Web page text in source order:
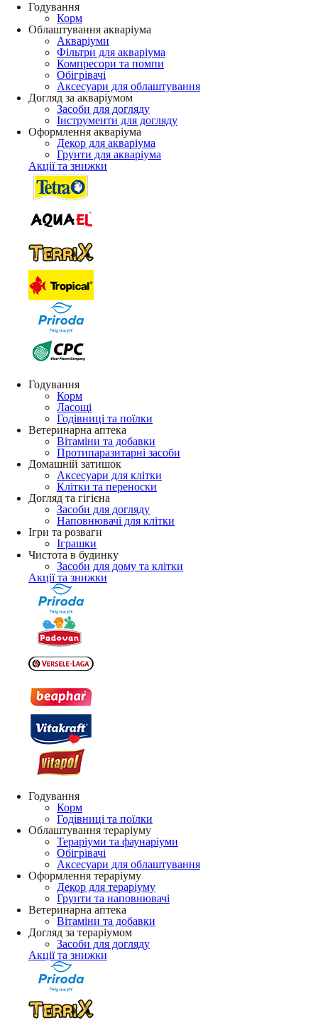
Годування
Корм
Облаштування акваріума
Акваріуми
Фільтри для акваріума
Компресори та помпи
Обігрівачі
Аксесуари для облаштування
Догляд за акваріумом
Засоби для догляду
Інструменти для догляду
Оформлення акваріума
Декор для акваріума
Грунти для акваріума
Акції та знижки
Годування
Корм
Ласощі
Годівниці та поїлки
Ветеринарна аптека
Вітаміни та добавки
Протипаразитарні засоби
Домашній затишок
Аксесуари для клітки
Клітки та переноски
Догляд та гігієна
Засоби для догляду
Наповнювачі для клітки
Ігри та розваги
Іграшки
Чистота в будинку
Засоби для дому та клітки
Акції та знижки
Годування
Корм
Годівниці та поїлки
Облаштування тераріуму
Тераріуми та фаунаріуми
Обігрівачі
Аксесуари для облаштування
Оформлення тераріуму
Декор для тераріуму
Грунти та наповнювачі
Ветеринарна аптека
Вітаміни та добавки
Догляд за тераріумом
Засоби для догляду
Акції та знижки